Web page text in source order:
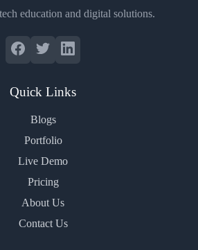
education and digital solutions.
Quick Links
Blogs
Portfolio
Live Demo
Pricing
About Us
Contact Us